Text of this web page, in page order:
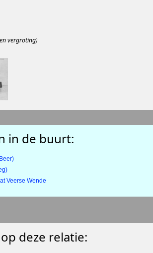
vergroting)
in de buurt:
Veerse Wende
deze relatie: